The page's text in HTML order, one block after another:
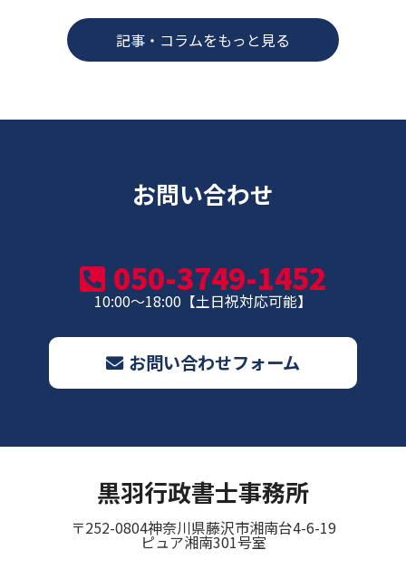
記事・コラムをもっと見る
お問い合わせ
050-3749-1452
10:00～18:00【土日祝対応可能】
お問い合わせフォーム
黒羽行政書士事務所
〒252-0804神奈川県藤沢市湘南台4-6-19
ピュア湘南301号室